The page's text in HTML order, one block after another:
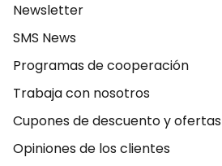
Newsletter
SMS News
Programas de cooperación
Trabaja con nosotros
Cupones de descuento y ofertas
Opiniones de los clientes